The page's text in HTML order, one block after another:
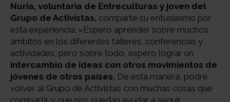
Nuria, voluntaria de Entreculturas y joven del
Grupo de Activistas, comparte su entusiasmo por
esta experiencia: «Espero aprender sobre muchos
ámbitos en los diferentes talleres, conferencias y
actividades, pero sobre todo, espero lograr un
intercambio de ideas con otros movimientos de
jóvenes de otros países. De esta manera, podré
volver al Grupo de Activistas con muchas cosas que